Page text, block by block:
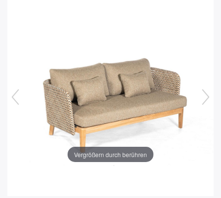
Vergrößern durch berühren